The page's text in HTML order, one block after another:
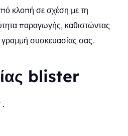
κλοπή σε σχέση με τη
παραγωγής, καθιστώντας
γραμμή συσκευασίας σας.
blister
.